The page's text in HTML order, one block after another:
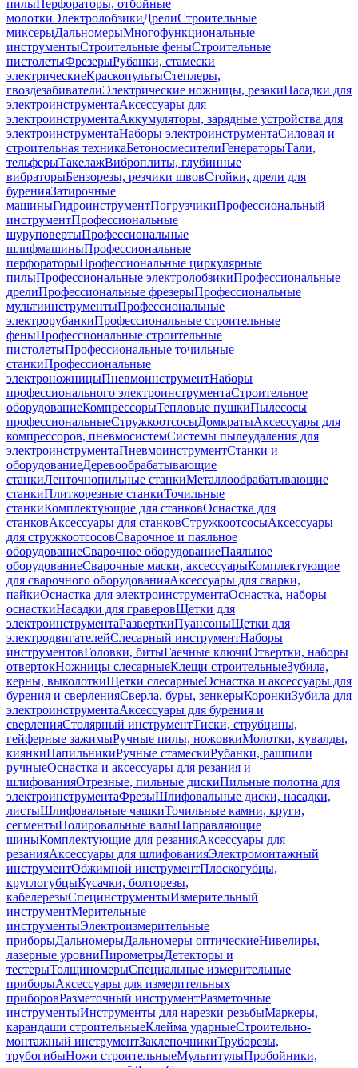
пилыПерфораторы, отбойные
молоткиЭлектролобзикиДрелиСтроительные
миксерыДальномерыМногофункциональные
инструментыСтроительные феныСтроительные
пистолетыФрезерыРубанки, стамески
электрическиеКраскопультыСтеплеры,
гвоздезабивателиЭлектрические ножницы, резакиНасадки для
электроинструментаАксессуары для
электроинструментаАккумуляторы, зарядные устройства для
электроинструментаНаборы электроинструментаСиловая и
строительная техникаБетоносмесителиГенераторыТали,
тельферыТакелажВиброплиты, глубинные
вибраторыБензорезы, резчики швовСтойки, дрели для
буренияЗатирочные
машиныГидроинструментПогрузчикиПрофессиональный
инструментПрофессиональные
шуруповертыПрофессиональные
шлифмашиныПрофессиональные
перфораторыПрофессиональные циркулярные
пилыПрофессиональные электролобзикиПрофессиональные
дрелиПрофессиональные фрезерыПрофессиональные
мультиинструментыПрофессиональные
электрорубанкиПрофессиональные строительные
феныПрофессиональные строительные
пистолетыПрофессиональные точильные
станкиПрофессиональные
электроножницыПневмоинструментНаборы
профессионального электроинструментаСтроительное
оборудованиеКомпрессорыТепловые пушкиПылесосы
профессиональныеСтружкоотсосыДомкратыАксессуары для
компрессоров, пневмосистемСистемы пылеудаления для
электроинструментаПневмоинструментСтанки и
оборудованиеДеревообрабатывающие
станкиЛенточнопильные станкиМеталлообрабатывающие
станкиПлиткорезные станкиТочильные
станкиКомплектующие для станковОснастка для
станковАксессуары для станковСтружкоотсосыАксессуары
для стружкоотсосовСварочное и паяльное
оборудованиеСварочное оборудованиеПаяльное
оборудованиеСварочные маски, аксессуарыКомплектующие
для сварочного оборудованияАксессуары для сварки,
пайкиОснастка для электроинструментаОснастка, наборы
оснасткиНасадки для граверовЩетки для
электроинструментаРазверткиПуансоныЩетки для
электродвигателейСлесарный инструментНаборы
инструментовГоловки, битыГаечные ключиОтвертки, наборы
отвертокНожницы слесарныеКлещи строительныеЗубила,
керны, выколоткиЩетки слесарныеОснастка и аксессуары для
бурения и сверленияСверла, буры, зенкерыКоронкиЗубила для
электроинструментаАксессуары для бурения и
сверленияСтолярный инструментТиски, струбцины,
гейферные зажимыРучные пилы, ножовкиМолотки, кувалды,
киянкиНапильникиРучные стамескиРубанки, рашпили
ручныеОснастка и аксессуары для резания и
шлифованияОтрезные, пильные дискиПильные полотна для
электроинструментаФрезыШлифовальные диски, насадки,
листыШлифовальные чашкиТочильные камни, круги,
сегментыПолировальные валыНаправляющие
шиныКомплектующие для резанияАксессуары для
резанияАксессуары для шлифованияЭлектромонтажный
инструментОбжимной инструментПлоскогубцы,
круглогубцыКусачки, болторезы,
кабелерезыСпецинструментыИзмерительный
инструментМерительные
инструментыЭлектроизмерительные
приборыДальномерыДальномеры оптическиеНивелиры,
лазерные уровниПирометрыДетекторы и
тестерыТолщиномерыСпециальные измерительные
приборыАксессуары для измерительных
приборовРазметочный инструментРазметочные
инструментыИнструменты для нарезки резьбыМаркеры,
карандаши строительныеКлейма ударныеСтроительно-
монтажный инструментЗаклепочникиТруборезы,
трубогибыНожи строительныеМультитулыПробойники,